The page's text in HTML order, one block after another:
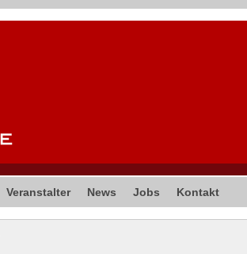
Veranstalter News Jobs Kontakt